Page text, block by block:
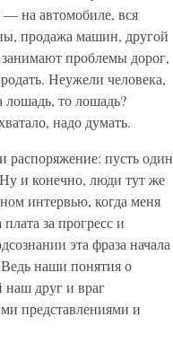
— на автомобиле, вся
продажа машин, другой
проблемы дорог,
Неужели человека,
лошадь, то лошадь?
надо думать.
пусть один
и конечно, люди тут же
интервью, когда меня
за прогресс и
эта фраза начала
Ведь наши понятия о
наш друг и враг
представлениями и